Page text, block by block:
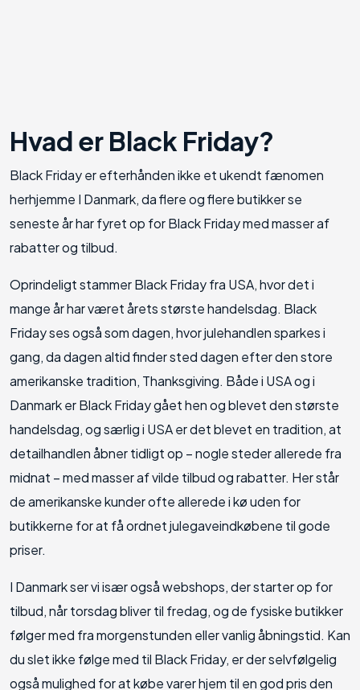
Hvad er Black Friday?
Black Friday er efterhånden ikke et ukendt fænomen
herhjemme I Danmark, da flere og flere butikker se
seneste år har fyret op for Black Friday med masser af
rabatter og tilbud.
Oprindeligt stammer Black Friday fra USA, hvor det i
mange år har været årets største handelsdag. Black
Friday ses også som dagen, hvor julehandlen sparkes i
gang, da dagen altid finder sted dagen efter den store
amerikanske tradition, Thanksgiving. Både i USA og i
Danmark er Black Friday gået hen og blevet den største
handelsdag, og særlig i USA er det blevet en tradition, at
detailhandlen åbner tidligt op – nogle steder allerede fra
midnat – med masser af vilde tilbud og rabatter. Her står
de amerikanske kunder ofte allerede i kø uden for
butikkerne for at få ordnet julegaveindkøbene til gode
priser.
I Danmark ser vi især også webshops, der starter op for
tilbud, når torsdag bliver til fredag, og de fysiske butikker
følger med fra morgenstunden eller vanlig åbningstid. Kan
du slet ikke følge med til Black Friday, er der selvfølgelig
også mulighed for at købe varer hjem til en god pris den